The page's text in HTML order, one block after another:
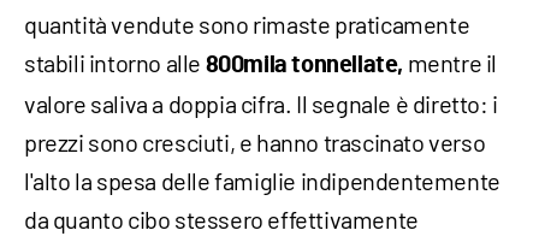
quantità vendute sono rimaste praticamente
stabili intorno alle 800mila tonnellate, mentre il
valore saliva a doppia cifra. Il segnale è diretto: i
prezzi sono cresciuti, e hanno trascinato verso
l'alto la spesa delle famiglie indipendentemente
da quanto cibo stessero effettivamente